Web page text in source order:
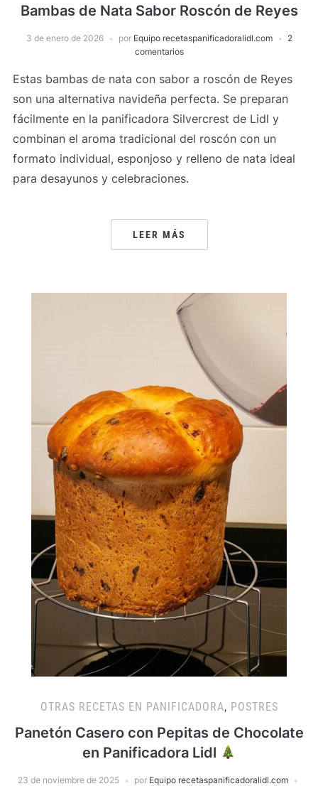
Bambas de Nata Sabor Roscón de Reyes
3 de enero de 2026 por Equipo recetaspanificadoralidl.com
2
comentarios
Estas bambas de nata con sabor a roscón de Reyes
son una alternativa navideña perfecta. Se preparan
fácilmente en la panificadora Silvercrest de Lidl y
combinan el aroma tradicional del roscón con un
formato individual, esponjoso y relleno de nata ideal
para desayunos y celebraciones.
LEER MÁS
OTRAS RECETAS EN PANIFICADORA, POSTRES
Panetón Casero con Pepitas de Chocolate
en Panificadora Lidl
23 de noviembre de 2025 por Equipo recetaspanificadoralidl.com